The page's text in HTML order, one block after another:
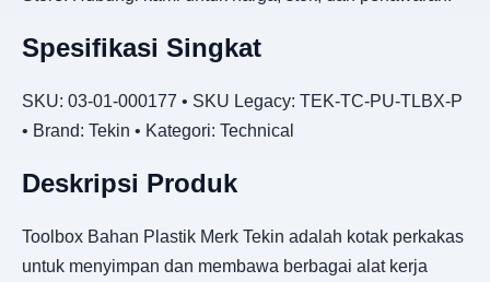
Spesifikasi Singkat
SKU: 03-01-000177 • SKU Legacy: TEK-TC-PU-TLBX-P
• Brand: Tekin • Kategori: Technical
Deskripsi Produk
Toolbox Bahan Plastik Merk Tekin adalah kotak perkakas
untuk menyimpan dan membawa berbagai alat kerja